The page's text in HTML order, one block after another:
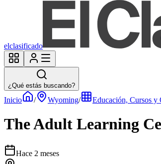
elclasificado
¿Qué estás buscando?
Inicio / Wyoming/ Educación, Cursos y
The Adult Learning
Hace 2 meses